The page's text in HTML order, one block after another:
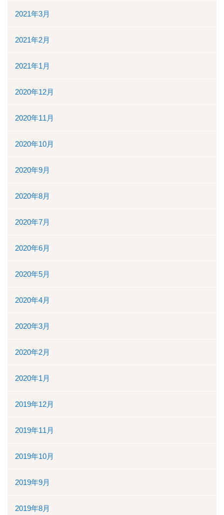
2021年3月
2021年2月
2021年1月
2020年12月
2020年11月
2020年10月
2020年9月
2020年8月
2020年7月
2020年6月
2020年5月
2020年4月
2020年3月
2020年2月
2020年1月
2019年12月
2019年11月
2019年10月
2019年9月
2019年8月